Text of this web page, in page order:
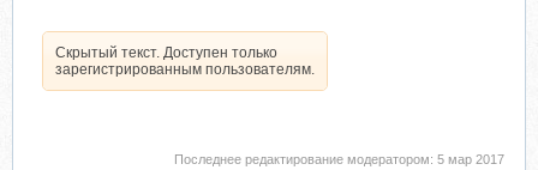
Скрытый текст. Доступен только
зарегистрированным пользователям.
Последнее редактирование модератором: 5 мар 2017